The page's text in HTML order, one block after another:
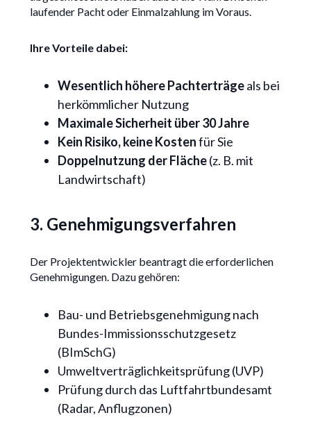
laufender Pacht oder Einmalzahlung im Voraus.
Ihre Vorteile dabei:
Wesentlich höhere Pachterträgeals bei
herkömmlicher Nutzung
Maximale Sicherheit über 30 Jahre
Kein Risiko, keine Kostenfür Sie
Doppelnutzung der Fläche(z. B. mit
Landwirtschaft)
3. Genehmigungsverfahren
Der Projektentwickler beantragt die erforderlichen
Genehmigungen. Dazu gehören:
Bau- und Betriebsgenehmigung nach
Bundes-Immissionsschutzgesetz
(BImSchG)
Umweltverträglichkeitsprüfung (UVP)
Prüfung durch das Luftfahrtbundesamt
(Radar, Anflugzonen)